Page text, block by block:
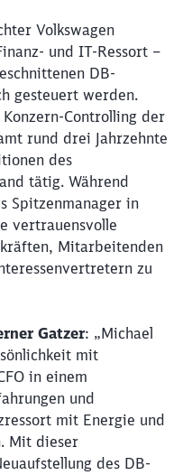
Volkswagen
und IT-Ressort –
DB-
gesteuert werden.
Controlling der
rund drei Jahrzehnte
des
tätig. Während
Spitzenmanager in
vertrauensvolle
Mitarbeitenden
zu
Gatzer: „Michael
mit
in einem
und
mit Energie und
Mit dieser
des DB-
Weiter